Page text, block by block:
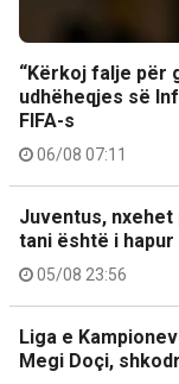
“Kërkoj falje për
udhëheqjes së
FIFA-s
06/08 07:11
Juventus,
tani është i
05/08 23:56
Liga e
Megi Doçi,